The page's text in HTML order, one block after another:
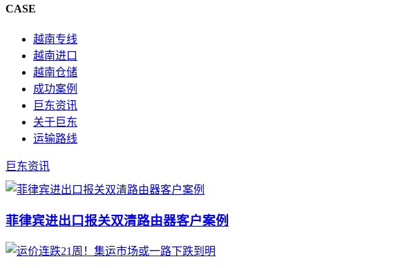
CASE
越南专线
越南进口
越南仓储
成功案例
巨东资讯
关于巨东
运输路线
巨东资讯
菲律宾进出口报关双清路由器客户案例